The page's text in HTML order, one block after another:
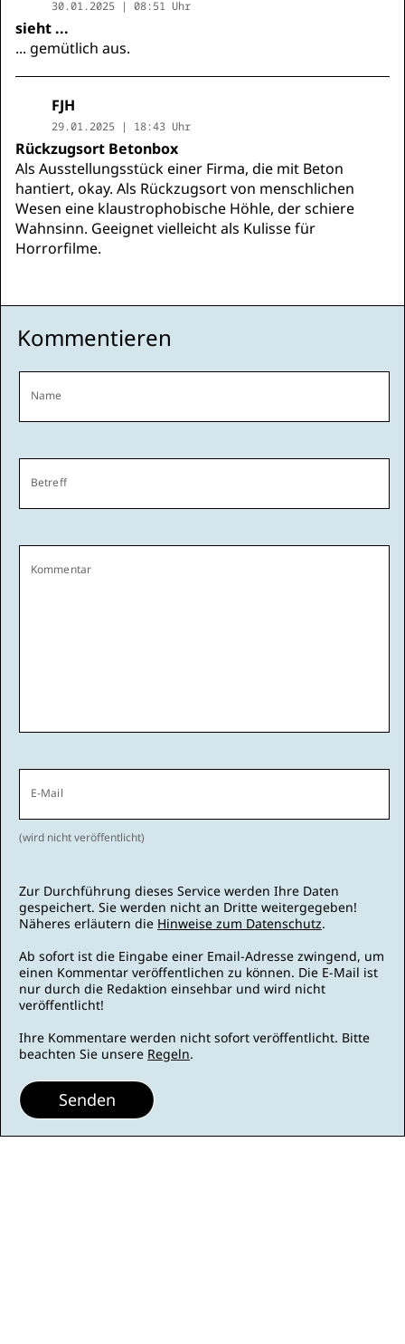
30.01.2025 | 08:51 Uhr
sieht ...
... gemütlich aus.
FJH
29.01.2025 | 18:43 Uhr
Rückzugsort Betonbox
Als Ausstellungsstück einer Firma, die mit Beton
hantiert, okay. Als Rückzugsort von menschlichen
Wesen eine klaustrophobische Höhle, der schiere
Wahnsinn. Geeignet vielleicht als Kulisse für
Horrorfilme.
Kommentieren
Name
Betreff
Kommentar
E-Mail
(wird nicht veröffentlicht)
Zur Durchführung dieses Service werden Ihre Daten
gespeichert. Sie werden nicht an Dritte weitergegeben!
Näheres erläutern die Hinweise zum Datenschutz.
Ab sofort ist die Eingabe einer Email-Adresse zwingend, um
einen Kommentar veröffentlichen zu können. Die E-Mail ist
nur durch die Redaktion einsehbar und wird nicht
veröffentlicht!
Ihre Kommentare werden nicht sofort veröffentlicht. Bitte
beachten Sie unsere Regeln.
Senden